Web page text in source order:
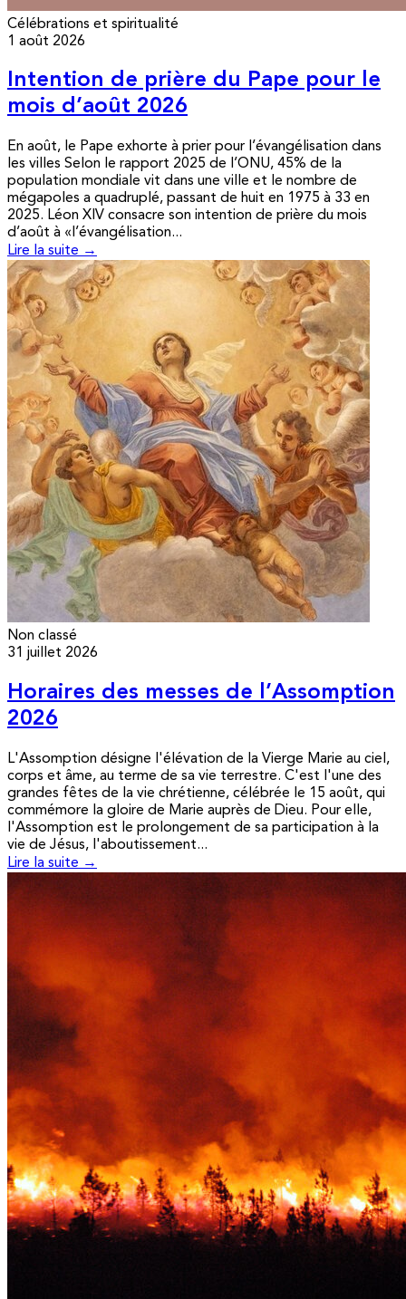
Célébrations et spiritualité
1 août 2026
Intention de prière du Pape pour le
mois d’août 2026
En août, le Pape exhorte à prier pour l’évangélisation dans
les villes Selon le rapport 2025 de l’ONU, 45% de la
population mondiale vit dans une ville et le nombre de
mégapoles a quadruplé, passant de huit en 1975 à 33 en
2025. Léon XIV consacre son intention de prière du mois
d’août à «l’évangélisation...
Lire la suite →
Non classé
31 juillet 2026
Horaires des messes de l’Assomption
2026
L'Assomption désigne l'élévation de la Vierge Marie au ciel,
corps et âme, au terme de sa vie terrestre. C'est l'une des
grandes fêtes de la vie chrétienne, célébrée le 15 août, qui
commémore la gloire de Marie auprès de Dieu. Pour elle,
l'Assomption est le prolongement de sa participation à la
vie de Jésus, l'aboutissement...
Lire la suite →